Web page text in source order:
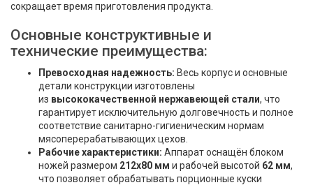
сокращает время приготовления продукта.
Основные конструктивные и
технические преимущества:
Превосходная надежность: Весь корпус и основные
детали конструкции изготовлены
из высококачественной нержавеющей стали, что
гарантирует исключительную долговечность и полное
соответствие санитарно-гигиеническим нормам
мясоперерабатывающих цехов.
Рабочие характеристики: Аппарат оснащён блоком
ножей размером 212x80 мм и рабочей высотой 62 мм,
что позволяет обрабатывать порционные куски